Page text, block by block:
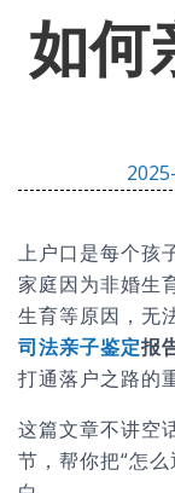
如何
上户口是每个孩
家庭因为非婚生
生育等原因，无
司法亲子鉴定报
打通落户之路的
这篇文章不讲空
节，帮你把“怎么